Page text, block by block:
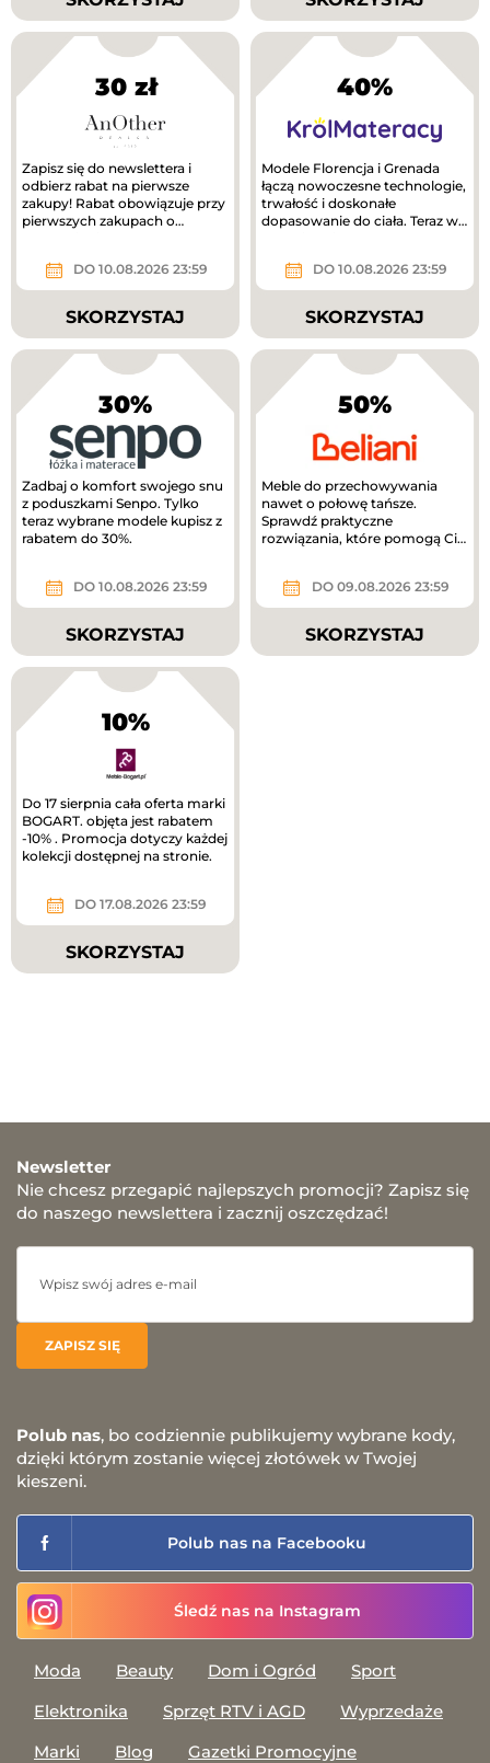
30 zł
Zapisz się do newslettera i
odbierz rabat na pierwsze
zakupy! Rabat obowiązuje przy
pierwszych zakupach o
DO 10.08.2026 23:59
SKORZYSTAJ
40%
Modele Florencja i Grenada
łączą nowoczesne technologie,
trwałość i doskonałe
dopasowanie do ciała. Teraz w
DO 10.08.2026 23:59
SKORZYSTAJ
30%
Zadbaj o komfort swojego snu
z poduszkami Senpo. Tylko
teraz wybrane modele kupisz z
rabatem do 30%.
DO 10.08.2026 23:59
SKORZYSTAJ
50%
Meble do przechowywania
nawet o połowę tańsze.
Sprawdź praktyczne
rozwiązania, które pomogą Ci
DO 09.08.2026 23:59
SKORZYSTAJ
10%
Do 17 sierpnia cała oferta marki
BOGART. objęta jest rabatem
-10% . Promocja dotyczy każdej
kolekcji dostępnej na stronie.
DO 17.08.2026 23:59
SKORZYSTAJ
Newsletter
Nie chcesz przegapić najlepszych promocji? Zapisz się
do naszego newslettera i zacznij oszczędzać!
Polub nas, bo codziennie publikujemy wybrane kody,
dzięki którym zostanie więcej złotówek w Twojej
kieszeni.
Polub nas na Facebooku
Śledź nas na Instagram
Moda Beauty Dom i Ogród
Sport
Elektronika
Sprzęt RTV i AGD
Wyprzedaże
Marki
Blog
Gazetki Promocyjne